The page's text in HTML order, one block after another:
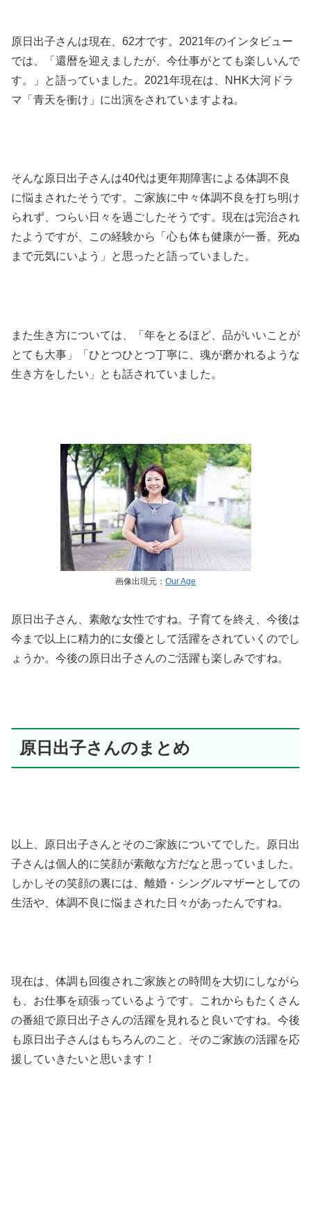
原日出子さんは現在、62才です。2021年のインタビュー
では、「還暦を迎えましたが、今仕事がとても楽しいんで
す。」と語っていました。2021年現在は、NHK大河ドラ
マ「青天を衝け」に出演をされていますよね。
そんな原日出子さんは40代は更年期障害による体調不良
に悩まされたそうです。ご家族に中々体調不良を打ち明け
られず、つらい日々を過ごしたそうです。 現在は完治され
たようですが、この経験から「心も体も健康が一番。死ぬ
まで元気にいよう」と思ったと語っていました。
また生き方については、「年をとるほど、品がいいことが
とても大事」「ひとつひとつ丁寧に、魂が磨かれるような
生き方をしたい」とも話されていました。
画像出現元： Our Age
原日出子さん、素敵な女性ですね。子育てを終え、今後は
今まで以上に精力的に女優として活躍をされていくのでし
ょうか。今後の原日出子さんのご活躍も楽しみですね。
原日出子さんのまとめ
以上、原日出子さんとそのご家族についてでした。
原日出
子さんは個人的に笑顔が素敵な方だなと思っていました。
しかしその笑顔の裏には、離婚・シングルマザーとしての
生活や、体調不良に悩まされた日々があったんですね。
現在は、体調も回復されご家族との時間を大切にしながら
も、お仕事を頑張っているようです。これからもたくさん
の番組で原日出子さんの活躍を見れると良いですね。 今後
も原日出子さんはもちろんのこと、そのご家族の活躍を応
援していきたいと思います！